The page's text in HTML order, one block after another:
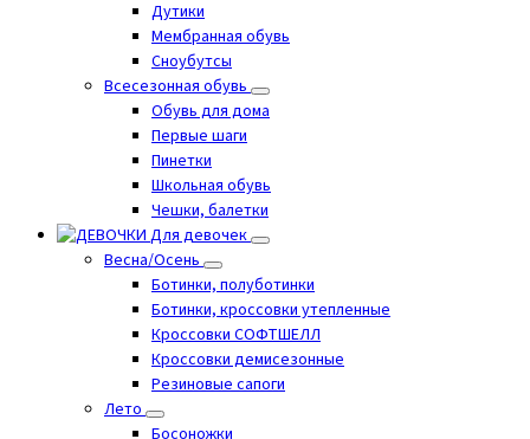
Дутики
Мембранная обувь
Сноубутсы
Всесезонная обувь
Обувь для дома
Первые шаги
Пинетки
Школьная обувь
Чешки, балетки
Для девочек
Весна/Осень
Ботинки, полуботинки
Ботинки, кроссовки утепленные
Кроссовки СОФТШЕЛЛ
Кроссовки демисезонные
Резиновые сапоги
Лето
Босоножки